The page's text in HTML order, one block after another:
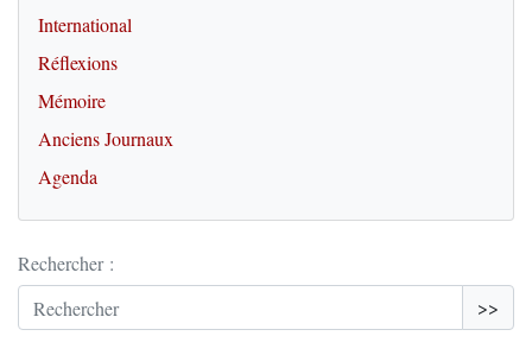
International
Réflexions
Mémoire
Anciens Journaux
Agenda
Rechercher :
>>